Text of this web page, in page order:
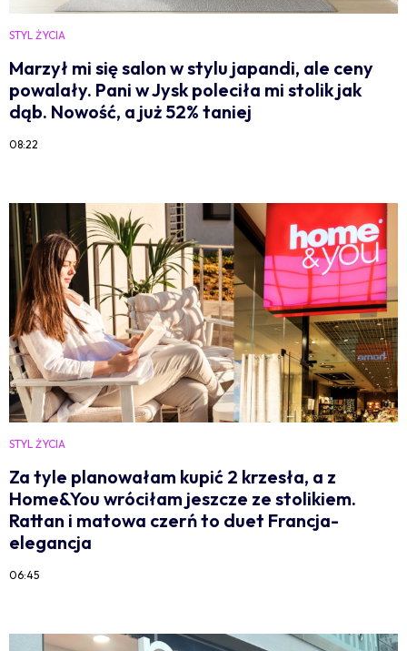
STYL ŻYCIA
Marzył mi się salon w stylu japandi, ale ceny
powalały. Pani w Jysk poleciła mi stolik jak
dąb. Nowość, a już 52% taniej
08:22
STYL ŻYCIA
Za tyle planowałam kupić 2 krzesła, a z
Home&You wróciłam jeszcze ze stolikiem.
Rattan i matowa czerń to duet Francja-
elegancja
06:45